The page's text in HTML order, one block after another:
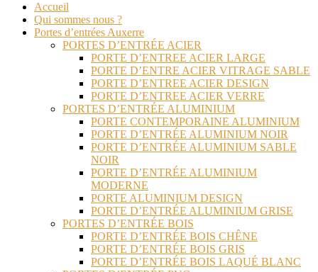
Accueil
Qui sommes nous ?
Portes d’entrées Auxerre
PORTES D’ENTRÉE ACIER
PORTE D’ENTREE ACIER LARGE
PORTE D’ENTRE ACIER VITRAGE SABLE
PORTE D’ENTREE ACIER DESIGN
PORTE D’ENTREE ACIER VERRE
PORTES D’ENTRÉE ALUMINIUM
PORTE CONTEMPORAINE ALUMINIUM
PORTE D’ENTRÉE ALUMINIUM NOIR
PORTE D’ENTRÉE ALUMINIUM SABLE
NOIR
PORTE D’ENTRÉE ALUMINIUM
MODERNE
PORTE ALUMINIUM DESIGN
PORTE D’ENTRÉE ALUMINIUM GRISE
PORTES D’ENTRÉE BOIS
PORTE D’ENTRÉE BOIS CHÊNE
PORTE D’ENTRÉE BOIS GRIS
PORTE D’ENTRÉE BOIS LAQUÉ BLANC